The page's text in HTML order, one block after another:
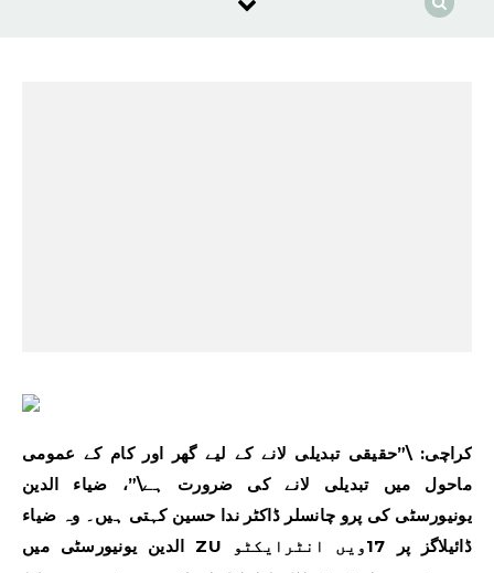
کراچی: \”حقیقی تبدیلی لانے کے لیے گھر اور کام کے عمومی
ماحول میں تبدیلی لانے کی ضرورت ہے\”، ضیاء الدین
یونیورسٹی کی پرو چانسلر ڈاکٹر ندا حسین کہتی ہیں۔ وہ ضیاء
الدین یونیورسٹی میں ZU ڈائیلاگز پر 17ویں انٹرایکٹو